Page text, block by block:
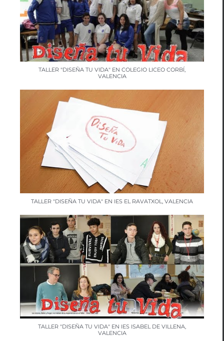
TALLER "DISEÑA TU VIDA" EN COLEGIO LICEO CORBÍ,
VALENCIA
TALLER "DISEÑA TU VIDA" EN IES EL RAVATXOL, VALENCIA
TALLER "DISEÑA TU VIDA" EN IES ISABEL DE VILLENA,
VALENCIA